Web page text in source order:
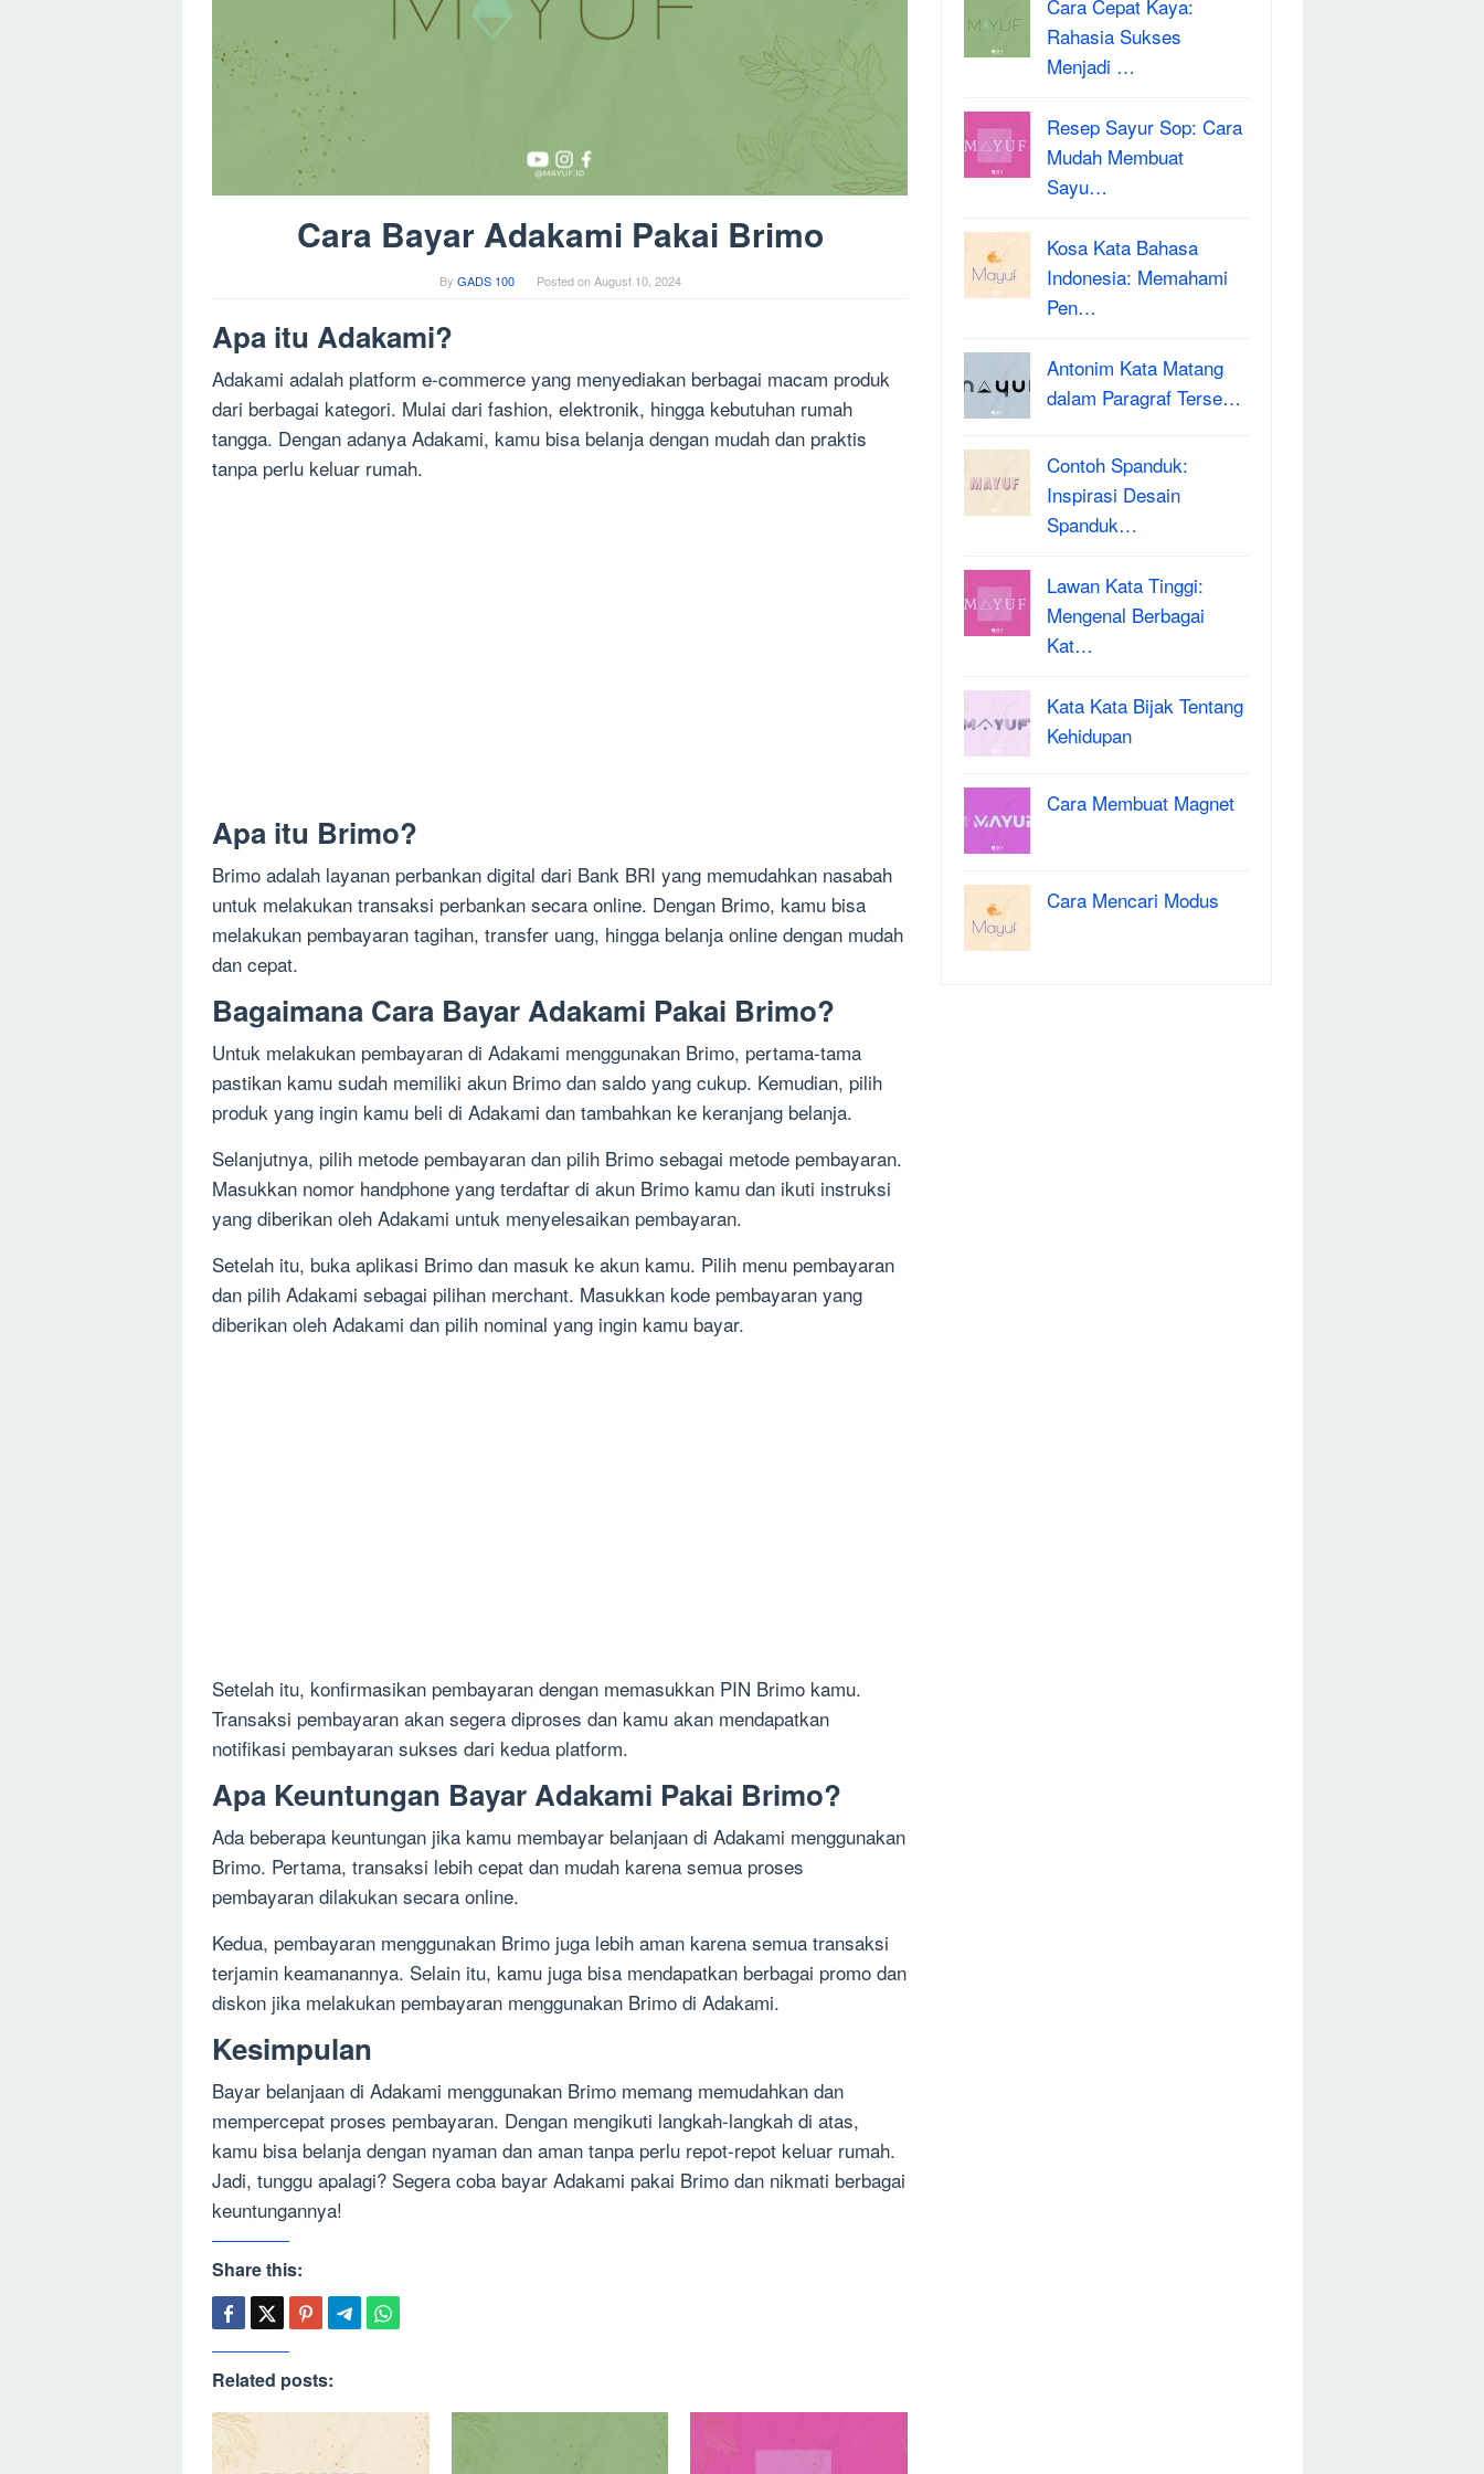
Cara Bayar Adakami Pakai Brimo
By GADS 100 Posted onAugust 10, 2024
Apa itu Adakami?
Adakami adalah platform e-commerce yang menyediakan berbagai macam produk
dari berbagai kategori. Mulai dari fashion, elektronik, hingga kebutuhan rumah
tangga. Dengan adanya Adakami, kamu bisa belanja dengan mudah dan praktis
tanpa perlu keluar rumah.
Apa itu Brimo?
Brimo adalah layanan perbankan digital dari Bank BRI yang memudahkan nasabah
untuk melakukan transaksi perbankan secara online. Dengan Brimo, kamu bisa
melakukan pembayaran tagihan, transfer uang, hingga belanja online dengan mudah
dan cepat.
Bagaimana Cara Bayar Adakami Pakai Brimo?
Untuk melakukan pembayaran di Adakami menggunakan Brimo, pertama-tama
pastikan kamu sudah memiliki akun Brimo dan saldo yang cukup. Kemudian, pilih
produk yang ingin kamu beli di Adakami dan tambahkan ke keranjang belanja.
Selanjutnya, pilih metode pembayaran dan pilih Brimo sebagai metode pembayaran.
Masukkan nomor handphone yang terdaftar di akun Brimo kamu dan ikuti instruksi
yang diberikan oleh Adakami untuk menyelesaikan pembayaran.
Setelah itu, buka aplikasi Brimo dan masuk ke akun kamu. Pilih menu pembayaran
dan pilih Adakami sebagai pilihan merchant. Masukkan kode pembayaran yang
diberikan oleh Adakami dan pilih nominal yang ingin kamu bayar.
Setelah itu, konfirmasikan pembayaran dengan memasukkan PIN Brimo kamu.
Transaksi pembayaran akan segera diproses dan kamu akan mendapatkan
notifikasi pembayaran sukses dari kedua platform.
Apa Keuntungan Bayar Adakami Pakai Brimo?
Ada beberapa keuntungan jika kamu membayar belanjaan di Adakami menggunakan
Brimo. Pertama, transaksi lebih cepat dan mudah karena semua proses
pembayaran dilakukan secara online.
Kedua, pembayaran menggunakan Brimo juga lebih aman karena semua transaksi
terjamin keamanannya. Selain itu, kamu juga bisa mendapatkan berbagai promo dan
diskon jika melakukan pembayaran menggunakan Brimo di Adakami.
Kesimpulan
Bayar belanjaan di Adakami menggunakan Brimo memang memudahkan dan
mempercepat proses pembayaran. Dengan mengikuti langkah-langkah di atas,
kamu bisa belanja dengan nyaman dan aman tanpa perlu repot-repot keluar rumah.
Jadi, tunggu apalagi? Segera coba bayar Adakami pakai Brimo dan nikmati berbagai
keuntungannya!
Share this:
Related posts:
Cara Cepat Kaya:
Rahasia Sukses
Menjadi …
Resep Sayur Sop: Cara
Mudah Membuat
Sayu…
Kosa Kata Bahasa
Indonesia: Memahami
Pen…
Antonim Kata Matang
dalam Paragraf Terse…
Contoh Spanduk:
Inspirasi Desain
Spanduk…
Lawan Kata Tinggi:
Mengenal Berbagai
Kat…
Kata Kata Bijak Tentang
Kehidupan
Cara Membuat Magnet
Cara Mencari Modus